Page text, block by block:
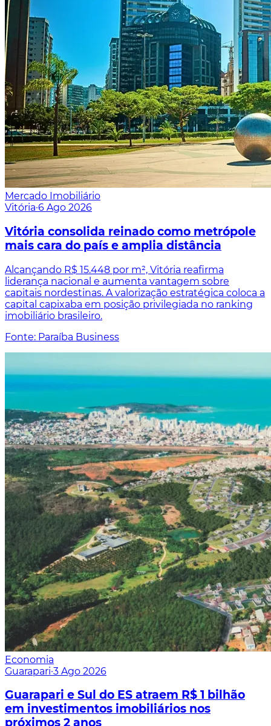
Mercado Imobiliário
Vitória·6 Ago 2026
Vitória consolida reinado como metrópole
mais cara do país e amplia distância
Alcançando R$ 15.448 por m², Vitória reafirma
liderança nacional e aumenta vantagem sobre
capitais nordestinas. A valorização estratégica coloca a
capital capixaba em posição privilegiada no ranking
imobiliário brasileiro.
Fonte: Paraíba Business
Economia
Guarapari·3 Ago 2026
Guarapari e Sul do ES atraem R$ 1 bilhão
em investimentos imobiliários nos
próximos 2 anos